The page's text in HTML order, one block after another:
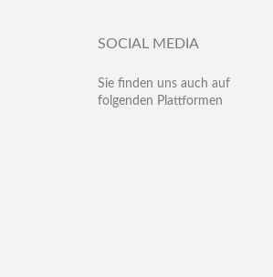
SOCIAL MEDIA
Sie finden uns auch auf
folgenden Plattformen